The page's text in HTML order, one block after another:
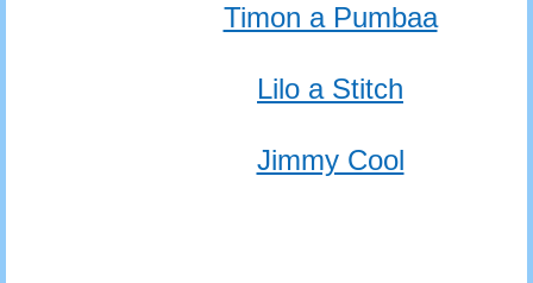
Timon a Pumbaa
Lilo a Stitch
Jimmy Cool